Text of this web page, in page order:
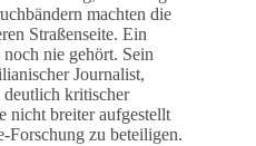
machten die
Straßenseite. Ein
nie gehört. Sein
Journalist,
deutlich kritischer
nicht breiter aufgestellt
Forschung zu beteiligen.